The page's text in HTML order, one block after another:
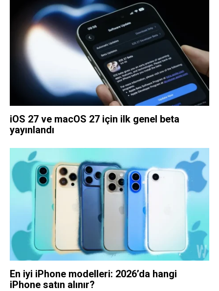
iOS 27 ve macOS 27 için ilk genel beta
yayınlandı
En iyi iPhone modelleri: 2026’da hangi
iPhone satın alınır?